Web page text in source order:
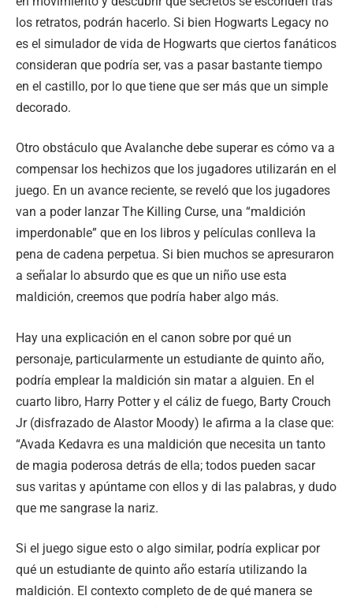
los retratos, podrán hacerlo. Si bien Hogwarts Legacy no
es el simulador de vida de Hogwarts que ciertos fanáticos
consideran que podría ser, vas a pasar bastante tiempo
en el castillo, por lo que tiene que ser más que un simple
decorado.
Otro obstáculo que Avalanche debe superar es cómo va a
compensar los hechizos que los jugadores utilizarán en el
juego. En un avance reciente, se reveló que los jugadores
van a poder lanzar The Killing Curse, una “maldición
imperdonable” que en los libros y películas conlleva la
pena de cadena perpetua. Si bien muchos se apresuraron
a señalar lo absurdo que es que un niño use esta
maldición, creemos que podría haber algo más.
Hay una explicación en el canon sobre por qué un
personaje, particularmente un estudiante de quinto año,
podría emplear la maldición sin matar a alguien. En el
cuarto libro, Harry Potter y el cáliz de fuego, Barty Crouch
Jr (disfrazado de Alastor Moody) le afirma a la clase que:
“Avada Kedavra es una maldición que necesita un tanto
de magia poderosa detrás de ella; todos pueden sacar
sus varitas y apúntame con ellos y di las palabras, y dudo
que me sangrase la nariz.
Si el juego sigue esto o algo similar, podría explicar por
qué un estudiante de quinto año estaría utilizando la
maldición. El contexto completo de de qué manera se